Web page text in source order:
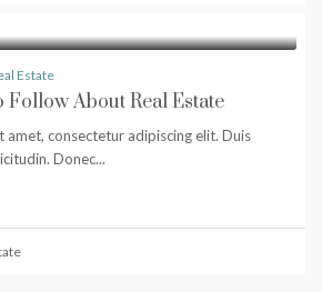
Estate
Follow About Real Estate
amet, consectetur adipiscing elit. Duis
Donec...